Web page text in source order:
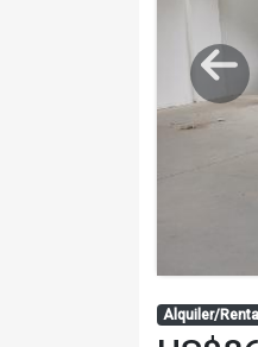
Alquiler/Renta